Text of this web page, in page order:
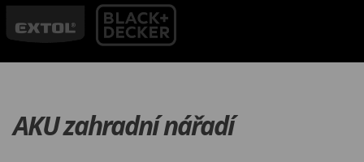
AKU zahradní nářadí